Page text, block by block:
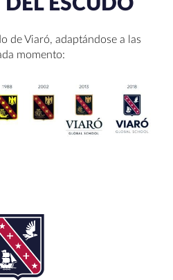
ESCUDO
de Viaró, adaptándose a las
momento: